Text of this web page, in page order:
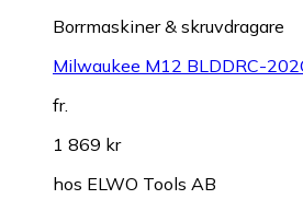
Borrmaskiner & skruvdragare
Milwaukee M12 BLDDRC-
fr.
1 869 kr
hos ELWO Tools AB